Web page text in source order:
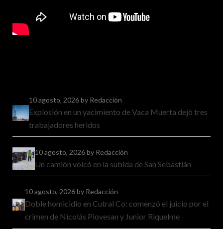
10 agosto, 2026by Redacción
Explosión en un yacimiento de Vaca Muerta dejó tres
trabajadores heridos
10 agosto, 2026by Redacción
Un camión volcó en la subida de San Sebastián
10 agosto, 2026by Redacción
Doble homicidio en Cutral Co: comenzó el juicio por el
crimen de Nicolás Piovesan y Junior Riquelme